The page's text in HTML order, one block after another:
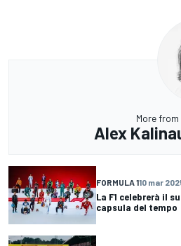
More from
Alex
FORMULA 110 mar
La F1 celebrerà il
capsula del tempo